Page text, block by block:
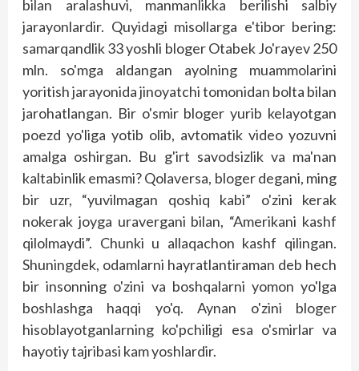
bilan aralashuvi, manmanlikka berilishi salbiy
jarayonlardir. Quyidagi misollarga e'tibor bering:
samarqandlik 33 yoshli bloger Otabek Jo'rayev 250
mln. so'mga aldangan ayolning muammolarini
yoritish jarayonida jinoyatchi tomonidan bolta bilan
jarohatlangan. Bir o'smir bloger yurib kelayotgan
poezd yo'liga yotib olib, avtomatik video yozuvni
amalga oshirgan. Bu g'irt savodsizlik va ma'nan
kaltabinlik emasmi? Qolaversa, bloger degani, ming
bir uzr, “yuvilmagan qoshiq kabi” o'zini kerak
nokerak joyga uravergani bilan, “Amerikani kashf
qilolmaydi”. Chunki u allaqachon kashf qilingan.
Shuningdek, odamlarni hayratlantiraman deb hech
bir insonning o'zini va bosh­qalarni yomon yo'lga
boshlashga haqqi yo'q. Aynan o'zini bloger
hisoblayotganlarning ko'pchiligi esa o'smirlar va
hayotiy tajribasi kam yoshlardir.